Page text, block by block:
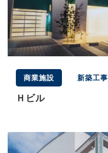
商業施設 新築工事
Ｈビル